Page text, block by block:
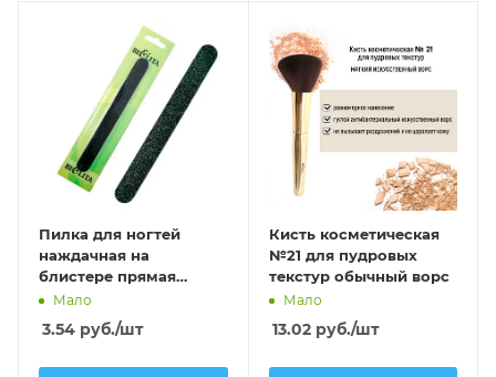
Пилка для ногтей
наждачная на
блистере прямая
черная
Мало
3.54 руб./шт
Кисть косметическая
№21 для пудровых
текстур обычный ворс
Мало
13.02руб./шт